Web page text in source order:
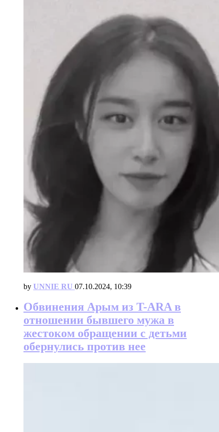
by UNNIE RU 07.10.2024, 10:39
Обвинения Арым из T-ARA в
отношении бывшего мужа в
жестоком обращении с детьми
обернулись против нее